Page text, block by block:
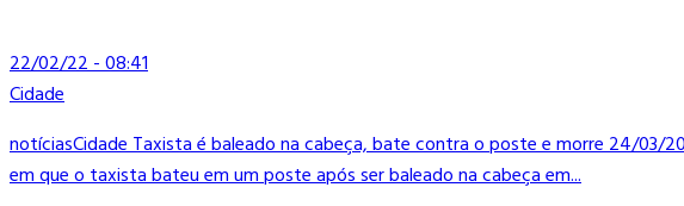
22/02/22 - 08:41
Cidade
notíciasCidade Taxista é baleado na cabeça, bate contra o poste e morre 24/03/
em que o taxista bateu em um poste após ser baleado na cabeça em...